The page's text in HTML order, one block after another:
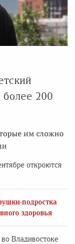
более 200
им сложно
откроются
подростка
здоровья
Владивостоке